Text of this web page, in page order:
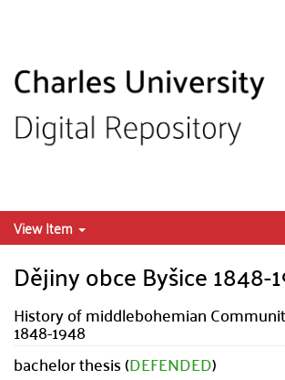
View Item
Dějiny obce Byšice 1848-
History of middlebohemian
1848-1948
bachelor thesis (DEFENDED)